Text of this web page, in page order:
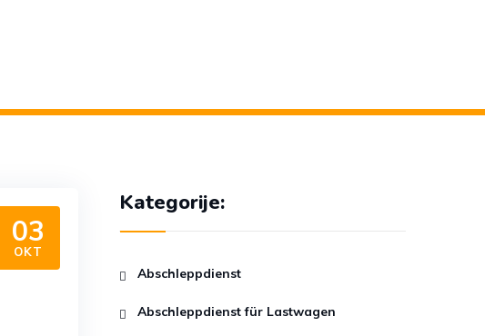
03
OKT
Kategorije:
Abschleppdienst
Abschleppdienst für Lastwagen